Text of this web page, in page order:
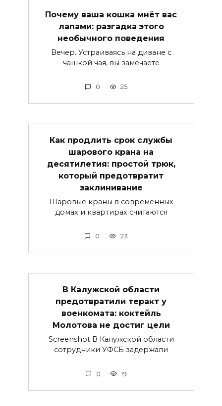
Почему ваша кошка мнёт вас
лапами: разгадка этого
необычного поведения
Вечер. Устраиваясь на диване с
чашкой чая, вы замечаете
0 25
Как продлить срок службы
шарового крана на
десятилетия: простой трюк,
который предотвратит
заклинивание
Шаровые краны в современных
домах и квартирах считаются
0 23
В Калужской области
предотвратили теракт у
военкомата: коктейль
Молотова не достиг цели
Screenshot В Калужской области
сотрудники УФСБ задержали
0 19